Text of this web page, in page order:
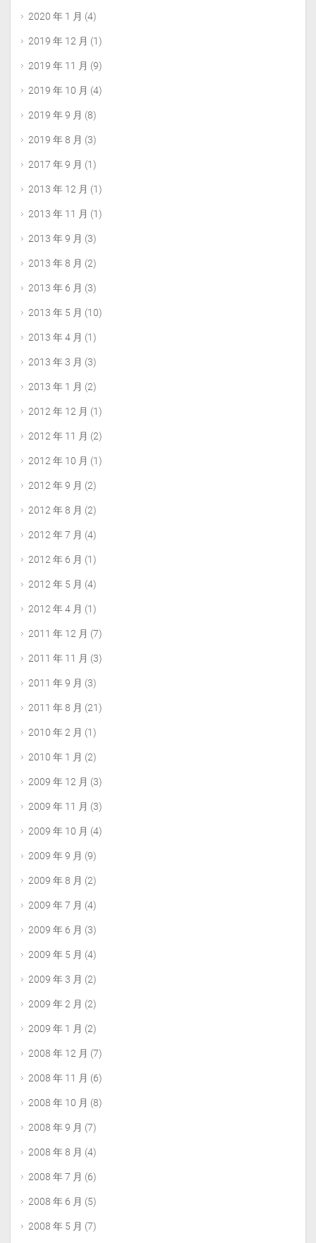
2020 年 1 月 (4)
2019 年 12 月 (1)
2019 年 11 月 (9)
2019 年 10 月 (4)
2019 年 9 月 (8)
2019 年 8 月 (3)
2017 年 9 月 (1)
2013 年 12 月 (1)
2013 年 11 月 (1)
2013 年 9 月 (3)
2013 年 8 月 (2)
2013 年 6 月 (3)
2013 年 5 月 (10)
2013 年 4 月 (1)
2013 年 3 月 (3)
2013 年 1 月 (2)
2012 年 12 月 (1)
2012 年 11 月 (2)
2012 年 10 月 (1)
2012 年 9 月 (2)
2012 年 8 月 (2)
2012 年 7 月 (4)
2012 年 6 月 (1)
2012 年 5 月 (4)
2012 年 4 月 (1)
2011 年 12 月 (7)
2011 年 11 月 (3)
2011 年 9 月 (3)
2011 年 8 月 (21)
2010 年 2 月 (1)
2010 年 1 月 (2)
2009 年 12 月 (3)
2009 年 11 月 (3)
2009 年 10 月 (4)
2009 年 9 月 (9)
2009 年 8 月 (2)
2009 年 7 月 (4)
2009 年 6 月 (3)
2009 年 5 月 (4)
2009 年 3 月 (2)
2009 年 2 月 (2)
2009 年 1 月 (2)
2008 年 12 月 (7)
2008 年 11 月 (6)
2008 年 10 月 (8)
2008 年 9 月 (7)
2008 年 8 月 (4)
2008 年 7 月 (6)
2008 年 6 月 (5)
2008 年 5 月 (7)